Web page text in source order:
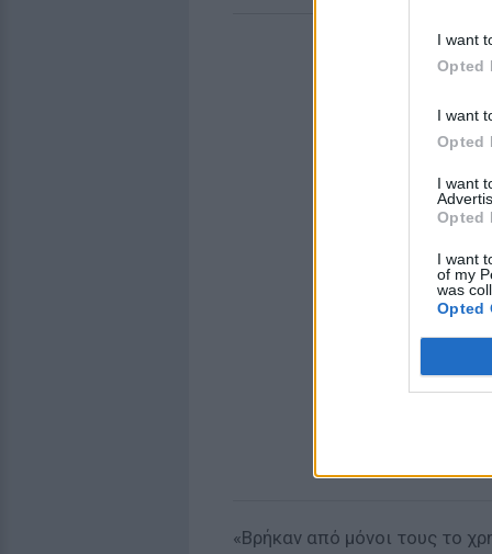
I want
Opted
I want
Opted
I want
Opted
I want
of my
was
Opted
«Βρήκαν από μόνοι τους το